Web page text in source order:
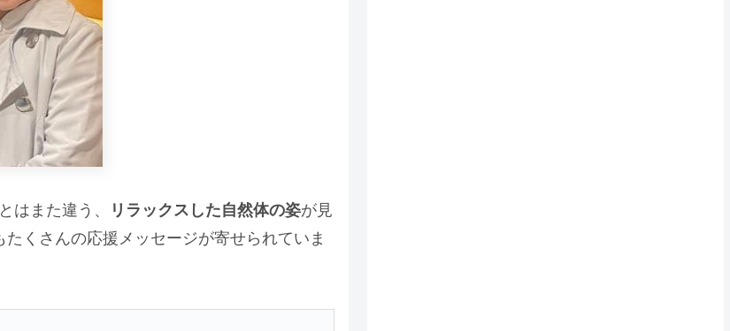
はまた違う、 リラックスした自然体の姿が見
くさんの応援メッセージが寄せられていま